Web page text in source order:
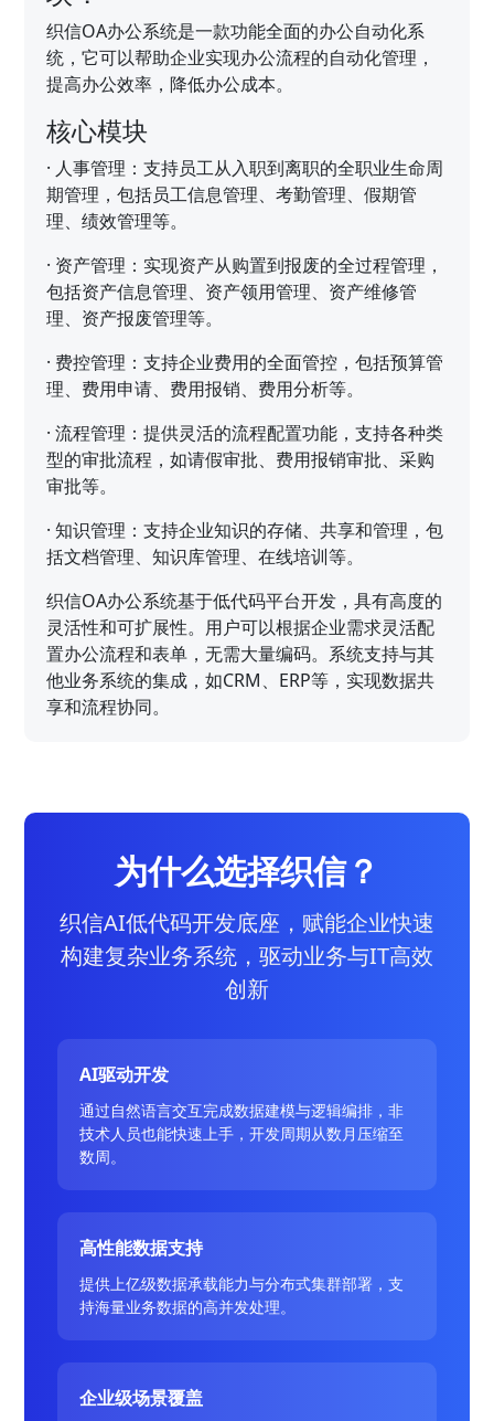
织信OA办公系统是一款功能全面的办公自动化系
统，它可以帮助企业实现办公流程的自动化管理，
提高办公效率，降低办公成本。
核心模块
· 人事管理：支持员工从入职到离职的全职业生命周
期管理，包括员工信息管理、考勤管理、假期管
理、绩效管理等。
· 资产管理：实现资产从购置到报废的全过程管理，
包括资产信息管理、资产领用管理、资产维修管
理、资产报废管理等。
· 费控管理：支持企业费用的全面管控，包括预算管
理、费用申请、费用报销、费用分析等。
·流程管理：提供灵活的流程配置功能，支持各种类
型的审批流程，如请假审批、费用报销审批、采购
审批等。
·知识管理：支持企业知识的存储、共享和管理，包
括文档管理、知识库管理、在线培训等。
织信OA办公系统基于低代码平台开发，具有高度的
灵活性和可扩展性。用户可以根据企业需求灵活配
置办公流程和表单，无需大量编码。系统支持与其
他业务系统的集成，如CRM、ERP等，实现数据共
享和流程协同。
为什么选择织信？
织信AI低代码开发底座，赋能企业快速
构建复杂业务系统，驱动业务与IT高效
创新
AI驱动开发
通过自然语言交互完成数据建模与逻辑编排，非
技术人员也能快速上手，开发周期从数月压缩至
数周。
高性能数据支持
提供上亿级数据承载能力与分布式集群部署，支
持海量业务数据的高并发处理。
企业级场景覆盖